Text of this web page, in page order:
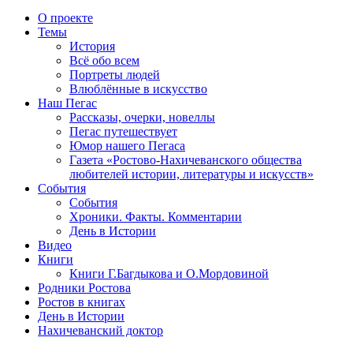
О проекте
Темы
История
Всё обо всем
Портреты людей
Влюблённые в искусство
Наш Пегас
Рассказы, очерки, новеллы
Пегас путешествует
Юмор нашего Пегаса
Газета «Ростово-Нахичеванского общества
любителей истории, литературы и искусств»
События
События
Хроники. Факты. Комментарии
День в Истории
Видео
Книги
Книги Г.Багдыкова и О.Мордовиной
Родники Ростова
Ростов в книгах
День в Истории
Нахичеванский доктор